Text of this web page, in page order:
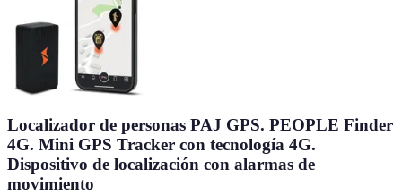
Localizador de personas PAJ GPS. PEOPLE Finder
4G. Mini GPS Tracker con tecnología 4G.
Dispositivo de localización con alarmas de
movimiento